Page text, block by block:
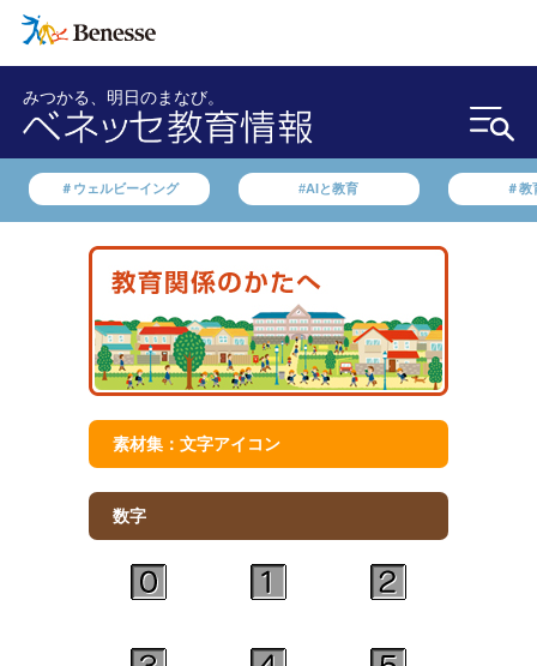
みつかる、明日のまなび。
＃ウェルビーイング #AIと教育 ＃教
素材集：文字アイコン
数字